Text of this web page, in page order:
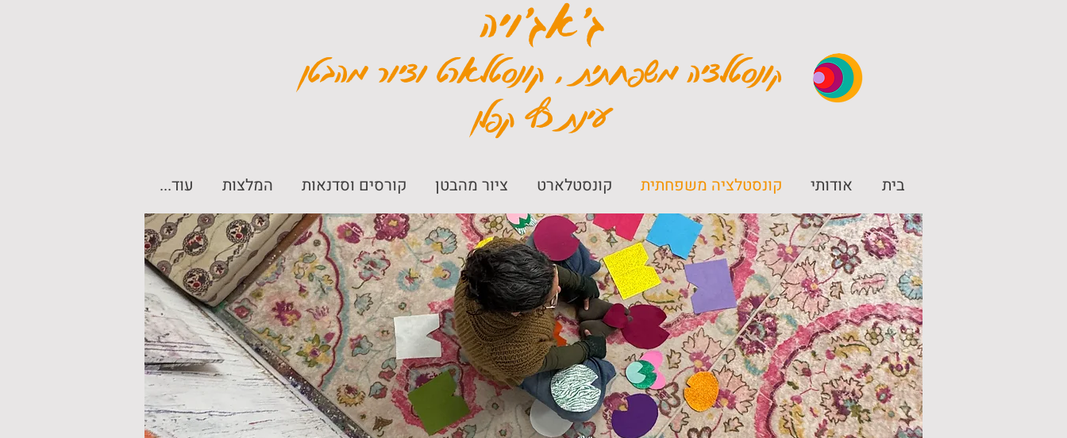
ג׳אג׳ויה
קונסטלציה משפחתית , קונסטלארט וציור מהבטן
עינת כץ קפלן
בית אודותי קונסטלציה משפחתית קונסטלארט ציור מהבטן קורסים וסדנאות המלצות עוד...